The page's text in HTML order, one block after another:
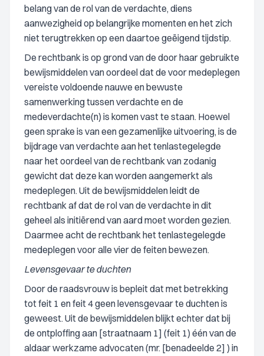
belang van de rol van de verdachte, diens
aanwezigheid op belangrijke momenten en het zich
niet terugtrekken op een daartoe geëigend tijdstip.
De rechtbank is op grond van de door haar gebruikte
bewijsmiddelen van oordeel dat de voor medeplegen
vereiste voldoende nauwe en bewuste
samenwerking tussen verdachte en de
medeverdachte(n) is komen vast te staan. Hoewel
geen sprake is van een gezamenlijke uitvoering, is de
bijdrage van verdachte aan het tenlastegelegde
naar het oordeel van de rechtbank van zodanig
gewicht dat deze kan worden aangemerkt als
medeplegen. Uit de bewijsmiddelen leidt de
rechtbank af dat de rol van de verdachte in dit
geheel als initiërend van aard moet worden gezien.
Daarmee acht de rechtbank het tenlastegelegde
medeplegen voor alle vier de feiten bewezen.
Levensgevaar te duchten
Door de raadsvrouw is bepleit dat met betrekking
tot feit 1 en feit 4 geen levensgevaar te duchten is
geweest. Uit de bewijsmiddelen blijkt echter dat bij
de ontploffing aan [straatnaam 1] (feit 1) één van de
aldaar werkzame advocaten (mr. [benadeelde 2] ) in